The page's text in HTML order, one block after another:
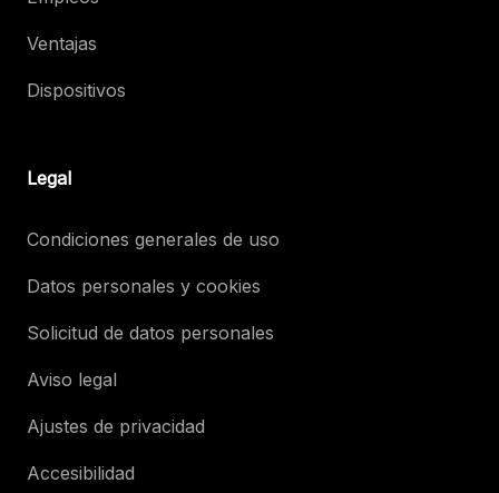
Ventajas
Dispositivos
Legal
Condiciones generales de uso
Datos personales y cookies
Solicitud de datos personales
Aviso legal
Ajustes de privacidad
Accesibilidad